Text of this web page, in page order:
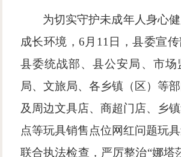
为切实守护未成年人身心
成长环境，6月11日，县委宣
县委统战部、县公安局、市场
局、文旅局、各乡镇（区）等
及周边文具店、商超门店、乡
点等玩具销售点位网红问题玩
联合执法检查，严厉整治“娜塔